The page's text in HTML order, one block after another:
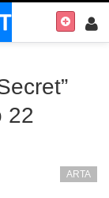
22
ARTA